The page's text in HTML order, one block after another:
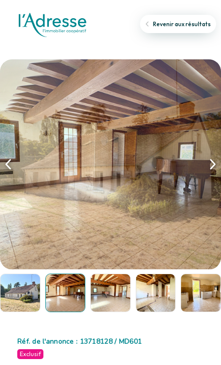
Revenir aux résultats
Réf. de l'annonce : 13718128 / MD601
Exclusif